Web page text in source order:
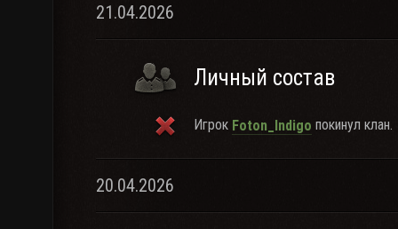
21.04.2026
Личный состав
Игрок Foton_Indigo покинул клан.
20.04.2026